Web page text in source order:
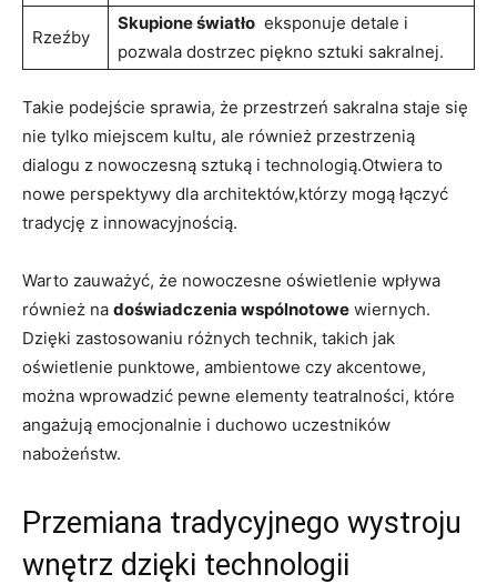
Rzeźby
Skupione ⁤światło ⁤ eksponuje detale i
pozwala ⁢dostrzec piękno sztuki⁢ sakralnej.
Takie ‌podejście sprawia, że​ przestrzeń sakralna staje się
nie tylko miejscem kultu, ale również przestrzenią
dialogu z nowoczesną sztuką i technologią.Otwiera to⁤
nowe perspektywy dla architektów,którzy mogą łączyć​
tradycję z innowacyjnością.
Warto zauważyć, że nowoczesne oświetlenie wpływa⁣
również na doświadczenia wspólnotowe wiernych.
Dzięki zastosowaniu różnych⁤ technik, takich jak
oświetlenie punktowe, ambientowe‍ czy akcentowe,
‍można wprowadzić pewne elementy​ teatralności,‍ które
angażują⁤ emocjonalnie i ‍duchowo uczestników‌
nabożeństw.
Przemiana tradycyjnego wystroju
wnętrz dzięki technologii